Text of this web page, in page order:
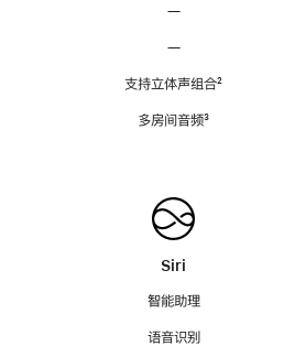
—
—
支持立体声组合脚
²
多房间音频脚
³
Siri
智能助理
语音识别